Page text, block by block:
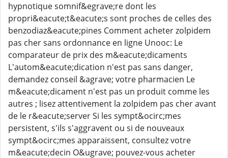
hypnotique somnif&egrave;re dont les
propri&eacute;t&eacute;s sont proches de celles des
benzodiaz&eacute;pines Comment acheter zolpidem
pas cher sans ordonnance en ligne Unooc: Le
comparateur de prix des m&eacute;dicaments
L'autom&eacute;dication n'est pas sans danger,
demandez conseil &agrave; votre pharmacien Le
m&eacute;dicament n'est pas un produit comme les
autres ; lisez attentivement la zolpidem pas cher avant
de le r&eacute;server Si les sympt&ocirc;mes
persistent, s'ils s'aggravent ou si de nouveaux
sympt&ocirc;mes apparaissent, consultez votre
m&eacute;decin O&ugrave; pouvez-vous acheter